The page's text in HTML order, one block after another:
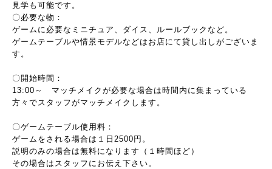
見学も可能です。
〇必要な物：
ゲームに必要なミニチュア、ダイス、ルールブックなど。
ゲームテーブルや情景モデルなどはお店にて貸し出しがございま
す。
〇開始時間：
13:00～ マッチメイクが必要な場合は時間内に集まっている
方々でスタッフがマッチメイクします。
〇ゲームテーブル使用料：
ゲームをされる場合は１日2500円。
説明のみの場合は無料になります（１時間ほど）
その場合はスタッフにお伝え下さい。